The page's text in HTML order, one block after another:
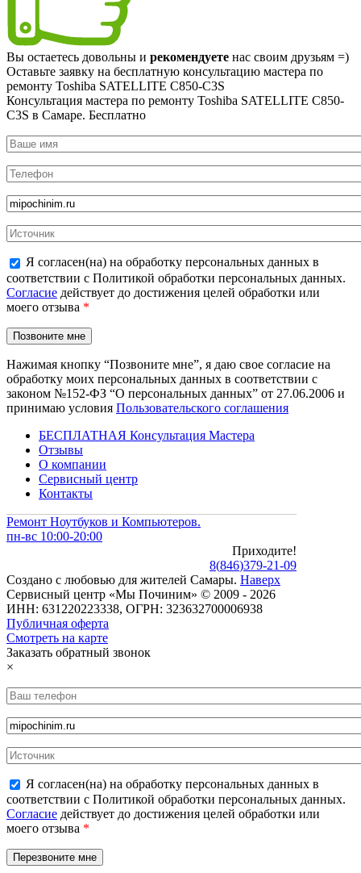
Вы остаетесь довольны и рекомендуете нас своим друзьям =)
Оставьте заявку на бесплатную консультацию мастера по
ремонту Toshiba SATELLITE C850-C3S
Консультация мастера по ремонту Toshiba SATELLITE C850-
C3S в Самаре. Бесплатно
Я согласен(на) на обработку персональных данных в
соответствии с Политикой обработки персональных данных.
Согласие действует до достижения целей обработки или
моего отзыва *
Нажимая кнопку “Позвоните мне”, я даю свое согласие на
обработку моих персональных данных в соответствии с
законом №152-ФЗ “О персональных данных” от 27.06.2006 и
принимаю условия Пользовательского соглашения
БЕСПЛАТНАЯ Консультация Мастера
Отзывы
О компании
Сервисный центр
Контакты
Ремонт Ноутбуков и Компьютеров.
пн-вс 10:00-20:00
Приходите!
8(846)379-21-09
Создано с любовью для жителей Самары. Наверх
Сервисный центр «Мы Починим» © 2009 - 2026
ИНН: 631220223338, ОГРН: 323632700006938
Публичная оферта
Смотреть на карте
Заказать обратный звонок
×
Я согласен(на) на обработку персональных данных в
соответствии с Политикой обработки персональных данных.
Согласие действует до достижения целей обработки или
моего отзыва *